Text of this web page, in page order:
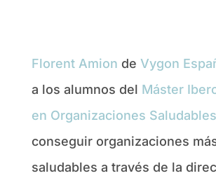
Florent Amion de Vygon
a los alumnos del Máster
en Organizaciones Saludables
conseguir organizaciones
saludables a través de la